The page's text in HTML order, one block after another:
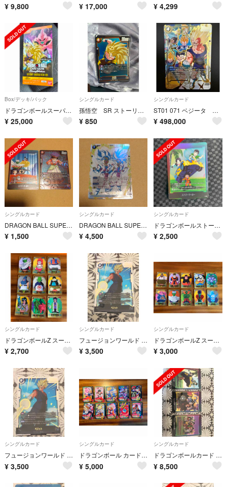
¥ 9,800 ¥ 17,000 ¥ 4,299
Box/デッキ/パック
ドラゴンボールスーパーカードゲーム フュージョンワールド STORY BOOSTER 01 [ST01]
¥ 25,000
シングルカード
孫悟空 SR ストーリーブースター
¥ 850
シングルカード
ST01 071 ベジータ SCR★★ スーパーパラレル
¥ 498,000
シングルカード
DRAGON BALL SUPER CARD GAME STORY BOOSTER 01 エナジーマーカー＆おまけ
¥ 1,500
シングルカード
DRAGON BALL SUPER CARD GAME STORY BOOSTER 01 トランクス:幼年期/孫悟天SR☆横線あり
¥ 4,500
シングルカード
ドラゴンボールストーリーブースター エナジーマーカー 孫悟飯 孫悟天 ビーデル
¥ 2,500
シングルカード
ドラゴンボールZ スーパーバーコードウォーズ カードダス ドラゴンボール 9枚 まとめ売り スノ バイオ戦士 デンデ ピッコロ
¥ 2,700
シングルカード
フュージョンワールド ストーリーブースター01 ベジット SCR
¥ 3,500
シングルカード
ドラゴンボールZ スーパーバーコードウォーズ カードダス ドラゴンボール カード 10枚 まとめ売り バブルス ドドリア 孫悟飯
¥ 3,000
シングルカード
フュージョンワールド ストーリーブースター ベジットSCR
¥ 3,500
シングルカード
ドラゴンボール カードダス 特別弾 ドラゴンボールZ 10枚 まとめ売り
¥ 5,000
シングルカード
ドラゴンボールカード フュージョンワールド ストーリーブースター01 エナジーマーカー3点セット
¥ 8,500